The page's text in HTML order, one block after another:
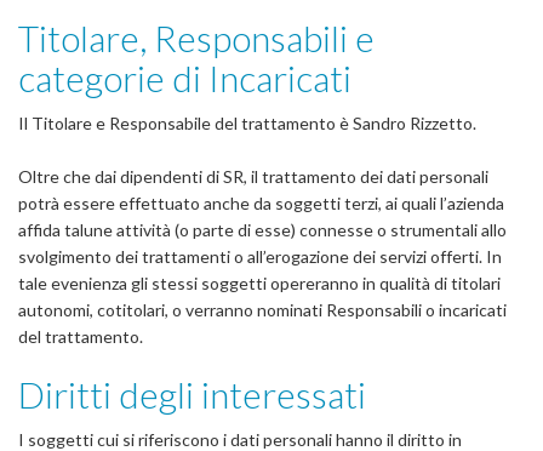
Titolare, Responsabili e
categorie di Incaricati
Il Titolare e Responsabile del trattamento è Sandro Rizzetto.
Oltre che dai dipendenti di SR, il trattamento dei dati personali
potrà essere effettuato anche da soggetti terzi, ai quali l’azienda
affida talune attività (o parte di esse) connesse o strumentali allo
svolgimento dei trattamenti o all’erogazione dei servizi offerti. In
tale evenienza gli stessi soggetti opereranno in qualità di titolari
autonomi, cotitolari, o verranno nominati Responsabili o incaricati
del trattamento.
Diritti degli interessati
I soggetti cui si riferiscono i dati personali hanno il diritto in